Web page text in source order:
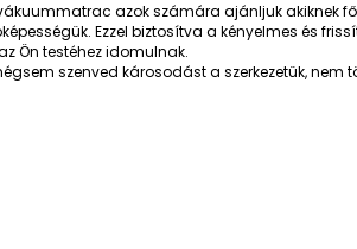
azok számára ajánljuk akiknek
Ezzel biztosítva a kényelmes és
Ön testéhez idomulnak.
szenved károsodást a szerkezetük,